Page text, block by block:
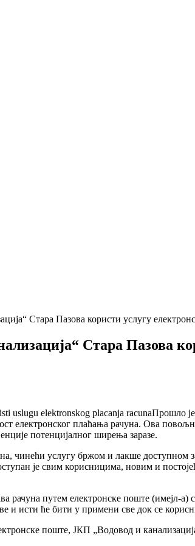
Стара Пазова користи услугу
Стара Пазова
Прошло је
електронског плаћања рачуна. Ова
потенцијалног ширења заразе.
чинећи услугу бржом и лакше доступном
је свим корисницима, новим и
рачуна путем електронске поште (имејл-а)
и исти ће бити у примени све док се
поште, ЈКП „Водовод и